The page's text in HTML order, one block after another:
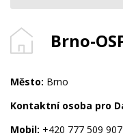
Brno-
Město: Brno
Kontaktní osoba pro
Mobil: +420 777 509 907